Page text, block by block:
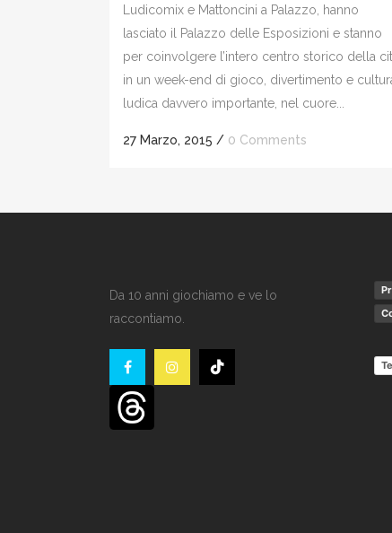
Ludicomix e Mattoncini a Palazzo, hanno
lasciato il Palazzo delle Esposizioni e stanno
per coinvolgere l’intero centro storico della
in un week-end di gioco, divertimento e
ludica davvero importante, nel cuore...
27 Marzo, 2015 / 0 Comments
Da 10 anni giochiamo e ve lo
raccontiamo.